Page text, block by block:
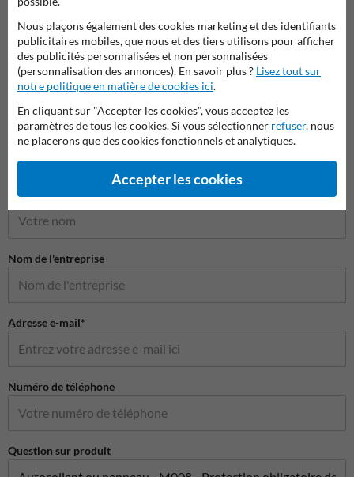
Poser votre question à Panneausecurite.be
Nom*
Nom de l'entreprise
Adresse e-mail*
Numéro de téléphone
Question sur produit
Nous plaçons également des cookies marketing et des identifiants
publicitaires mobiles, que nous et des tiers utilisons pour afficher
des publicités personnalisées et non personnalisées
(personnalisation des annonces). En savoir plus ? Lisez tout sur
notre politique en matière de cookies ici.
En cliquant sur "Accepter les cookies", vous acceptez les
paramètres de tous les cookies. Si vous sélectionner refuser, nous
ne placerons que des cookies fonctionnels et analytiques.
Accepter les cookies